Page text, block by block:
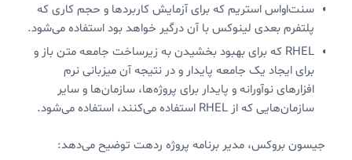
سنت‌اواس استریم که برای آزمایش کاربردها و حجم کاری که
پلتفرم بعدی لینوکس با آن درگیر خواهد بود استفاده می‌شود.
RHEL که برای بهبود بخشیدن به زیرساخت جامعه متن باز و
برای ایجاد یک جامعه پایدار و در نتیجه آن میزبانی نرم
افزارهای نوآورانه و پایدار برای پروژه‌ها، سازمان‌ها و سایر
سازمان‌هایی که از RHEL استفاده می‌کنند، استفاده می‌شود.
جیسون بروکس، مدیر برنامه پروژه ردهت توضیح می‌دهد: